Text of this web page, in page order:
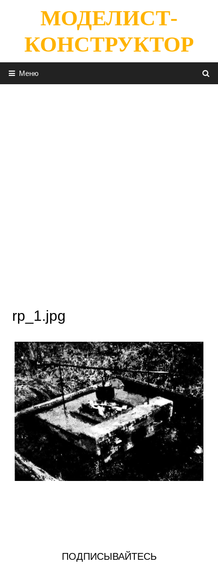
содержимомуМОДЕЛИСТ-
КОНСТРУКТОР
Меню
rp_1.jpg
ПОДПИСЫВАЙТЕСЬ